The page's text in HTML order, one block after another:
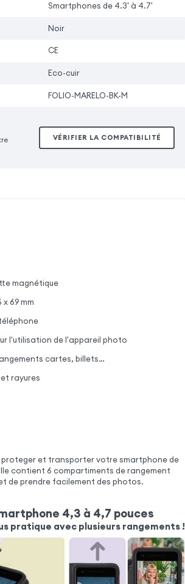
Smartphones de 4.3' à 4.7'
Noir
CE
Eco-cuir
FOLIO-MARELO-BK-M
VÉRIFIER LA COMPATIBILITÉ
magnétique
69 mm
l'utilisation de l'appareil photo
cartes, billets…
rayures
proteger et transporter votre smartphone de
contient 6 compartiments de rangement
de prendre facilement des photos.
4,3 à 4,7 pouces
pratique avec plusieurs rangements !